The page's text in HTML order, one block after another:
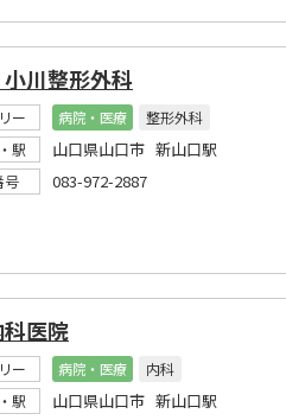
川整形外科
ー 病院・医療
整形外科
駅
山口県山口市 新山口駅
号 083-972-2887
医院
ー 病院・医療
内科
駅
山口県山口市 新山口駅